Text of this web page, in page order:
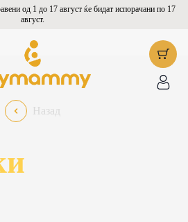
од 1 до 17 август ќе бидат испорачани по 17
август.
Назад